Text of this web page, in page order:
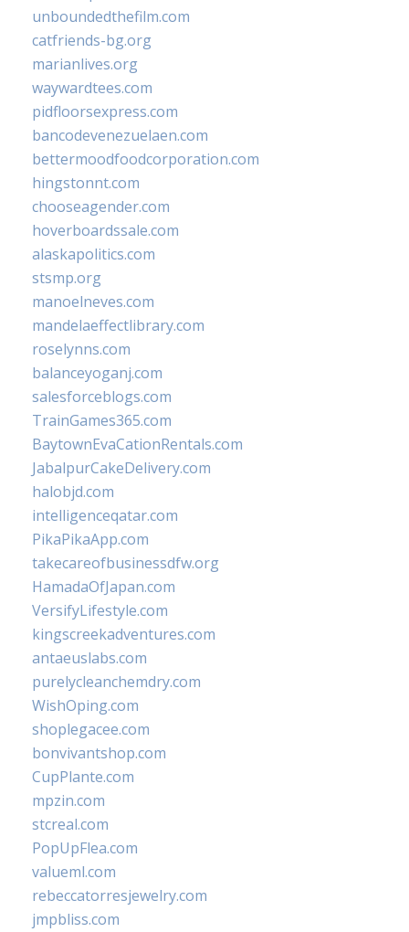
unboundedthefilm.com
catfriends-bg.org
marianlives.org
waywardtees.com
pidfloorsexpress.com
bancodevenezuelaen.com
bettermoodfoodcorporation.com
hingstonnt.com
chooseagender.com
hoverboardssale.com
alaskapolitics.com
stsmp.org
manoelneves.com
mandelaeffectlibrary.com
roselynns.com
balanceyoganj.com
salesforceblogs.com
TrainGames365.com
BaytownEvaCationRentals.com
JabalpurCakeDelivery.com
halobjd.com
intelligenceqatar.com
PikaPikaApp.com
takecareofbusinessdfw.org
HamadaOfJapan.com
VersifyLifestyle.com
kingscreekadventures.com
antaeuslabs.com
purelycleanchemdry.com
WishOping.com
shoplegacee.com
bonvivantshop.com
CupPlante.com
mpzin.com
stcreal.com
PopUpFlea.com
valueml.com
rebeccatorresjewelry.com
jmpbliss.com